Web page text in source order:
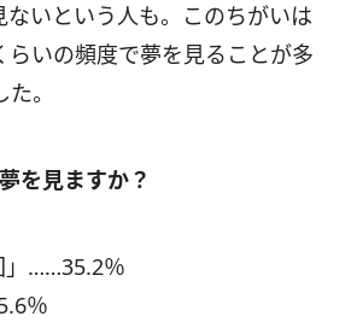
いという人も。このちがいは
いの頻度で夢を見ることが多
。
を見ますか？
」……35.2％
％